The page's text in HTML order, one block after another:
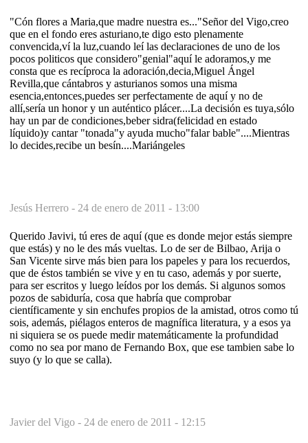
"Cón flores a Maria,que madre nuestra es..."Señor del Vigo,creo
que en el fondo eres asturiano,te digo esto plenamente
convencida,ví la luz,cuando leí las declaraciones de uno de los
pocos politicos que considero"genial"aquí le adoramos,y me
consta que es recíproca la adoración,decia,Miguel Ángel
Revilla,que cántabros y asturianos somos una misma
esencia,entonces,puedes ser perfectamente de aquí y no de
allí,sería un honor y un auténtico plácer....La decisión es tuya,sólo
hay un par de condiciones,beber sidra(felicidad en estado
líquido)y cantar "tonada"y ayuda mucho"falar bable"....Mientras
lo decides,recibe un besín....Mariángeles
Jesús Herrero - 24 de enero de 2011 - 13:00
Querido Javivi, tú eres de aquí (que es donde mejor estás siempre
que estás) y no le des más vueltas. Lo de ser de Bilbao, Arija o
San Vicente sirve más bien para los papeles y para los recuerdos,
que de éstos también se vive y en tu caso, además y por suerte,
para ser escritos y luego leídos por los demás. Si algunos somos
pozos de sabiduría, cosa que habría que comprobar
científicamente y sin enchufes propios de la amistad, otros como tú
sois, además, piélagos enteros de magnífica literatura, y a esos ya
ni siquiera se os puede medir matemáticamente la profundidad
como no sea por mano de Fernando Box, que ese tambien sabe lo
suyo (y lo que se calla).
Javier del Vigo - 24 de enero de 2011 - 12:15